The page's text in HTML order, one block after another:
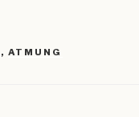
, ATMUNG